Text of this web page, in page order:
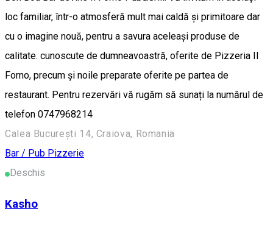
loc familiar, într-o atmosferă mult mai caldă și primitoare dar
cu o imagine nouă, pentru a savura aceleași produse de
calitate. cunoscute de dumneavoastră, oferite de Pizzeria Il
Forno, precum și noile preparate oferite pe partea de
restaurant. Pentru rezervări vă rugăm să sunați la numărul de
telefon 0747968214
Calea București 14, Craiova, Romania
Bar / Pub Pizzerie
Deschis
Kasho